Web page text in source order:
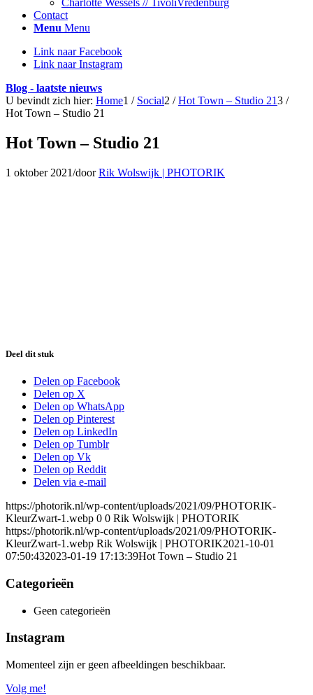
Charlotte Wessels // TivoliVredenburg
Contact
Menu Menu
Link naar Facebook
Link naar Instagram
Blog - laatste nieuws
U bevindt zich hier: Home1 / Social2 / Hot Town – Studio 213 /
Hot Town – Studio 21
Hot Town – Studio 21
1 oktober 2021/doorRik Wolswijk | PHOTORIK
Deel dit stuk
Delen op Facebook
Delen op X
Delen op WhatsApp
Delen op Pinterest
Delen op LinkedIn
Delen op Tumblr
Delen op Vk
Delen op Reddit
Delen via e-mail
https://photorik.nl/wp-content/uploads/2021/09/PHOTORIK-
KleurZwart-1.webp 0 0 Rik Wolswijk | PHOTORIK
https://photorik.nl/wp-content/uploads/2021/09/PHOTORIK-
KleurZwart-1.webp Rik Wolswijk | PHOTORIK2021-10-01
07:50:432023-01-19 17:13:39Hot Town – Studio 21
Categorieën
Geen categorieën
Instagram
Momenteel zijn er geen afbeeldingen beschikbaar.
Volg me!